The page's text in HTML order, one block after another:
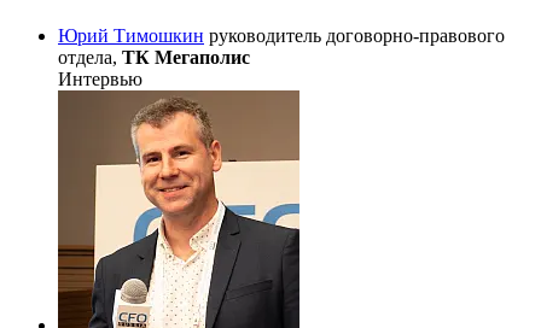
Юрий Тимошкин руководитель договорно-правового
отдела, ТК Мегаполис
Интервью